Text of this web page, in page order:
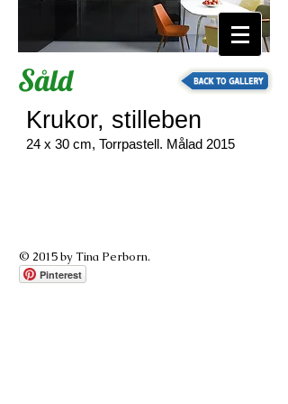
ina Perborn
Såld
Krukor, stilleben
24 x 30 cm, Torrpastell. Målad 2015
© 2015 by Tina Perborn.
Pinterest